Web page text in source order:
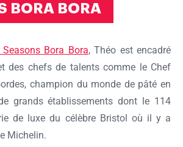
BORA BORA
Seasons Bora Bora, Théo est encadré
des chefs de talents comme le Chef
champion du monde de pâté en
grands établissements dont le 114
de luxe du célèbre Bristol où il y a
Michelin.